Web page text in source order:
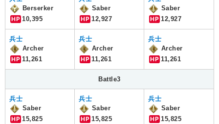
Berserker
HP 10,395
Saber
HP 12,927
Saber
HP 12,927
兵士
Archer
HP 11,261
兵士
Archer
HP 11,261
兵士
Archer
HP 11,261
Battle3
兵士
Saber
HP 15,825
兵士
Saber
HP 15,825
兵士
Saber
HP 15,825